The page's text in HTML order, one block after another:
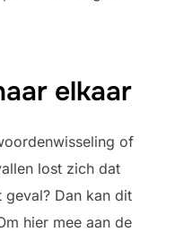
elkaar
of
lost zich dat
Dan kan dit
hier mee aan de